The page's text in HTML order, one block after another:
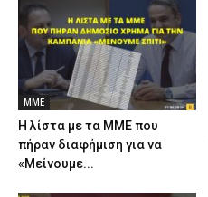
ΜΜΕ
Η λίστα με τα ΜΜΕ που
πήραν διαφήμιση για να
«Μείνουμε...